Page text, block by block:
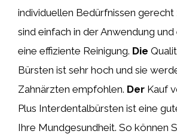
individuellen Bedürfnissen gerecht
sind einfach in der Anwendung
eine effiziente Reinigung. Die
Bürsten ist sehr hoch und sie
Zahnärzten empfohlen. Der Kauf
Plus Interdentalbürsten ist eine
Ihre Mundgesundheit. So können